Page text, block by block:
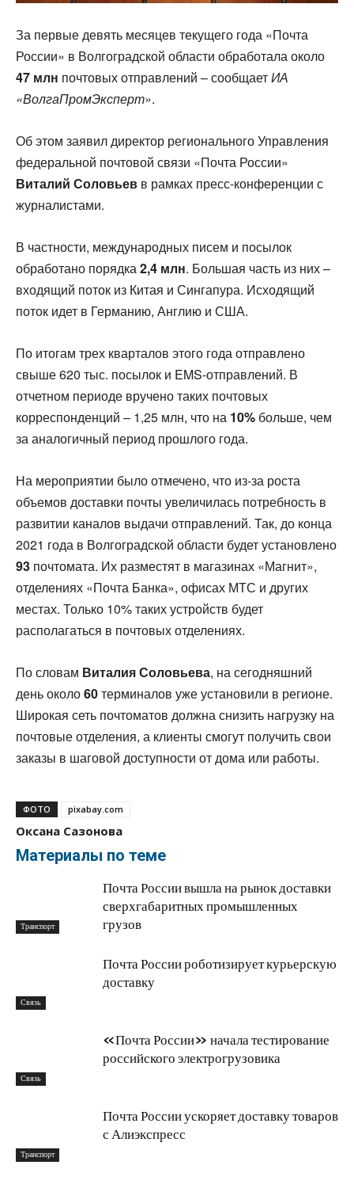
За первые девять месяцев текущего года «Почта
России» в Волгоградской области обработала около
47 млн почтовых отправлений – сообщаетИА
«ВолгаПромЭксперт».
Об этом заявил директор регионального Управления
федеральной почтовой связи «Почта России»
Виталий Соловьев в рамках пресс-конференции с
журналистами.
В частности, международных писем и посылок
обработано порядка2,4 млн. Большая часть из них –
входящий поток из Китая и Сингапура. Исходящий
поток идет в Германию, Англию и США.
По итогам трех кварталов этого года отправлено
свыше 620 тыс. посылок и EMS-отправлений. В
отчетном периоде вручено таких почтовых
корреспонденций – 1,25 млн, что на 10% больше, чем
за аналогичный период прошлого года.
На мероприятии было отмечено, что из-за роста
объемов доставки почты увеличилась потребность в
развитии каналов выдачи отправлений. Так, до конца
2021 года в Волгоградской области будет установлено
93 почтомата. Их разместят в магазинах «Магнит»,
отделениях «Почта Банка», офисах МТС и других
местах. Только 10% таких устройств будет
располагаться в почтовых отделениях.
По словам Виталия Соловьева, на сегодняшний
день около60терминалов уже установили в регионе.
Широкая сеть почтоматов должна снизить нагрузку на
почтовые отделения, а клиенты смогут получить свои
заказы в шаговой доступности от дома или работы.
ФОТО pixabay.com
Оксана Сазонова
Материалы по теме
Транспорт
Почта России вышла на рынок доставки
сверхгабаритных промышленных
грузов
Связь
Почта России роботизирует курьерскую
доставку
Связь
«Почта России» начала тестирование
российского электрогрузовика
Транспорт
Почта России ускоряет доставку товаров
с Алиэкспресс